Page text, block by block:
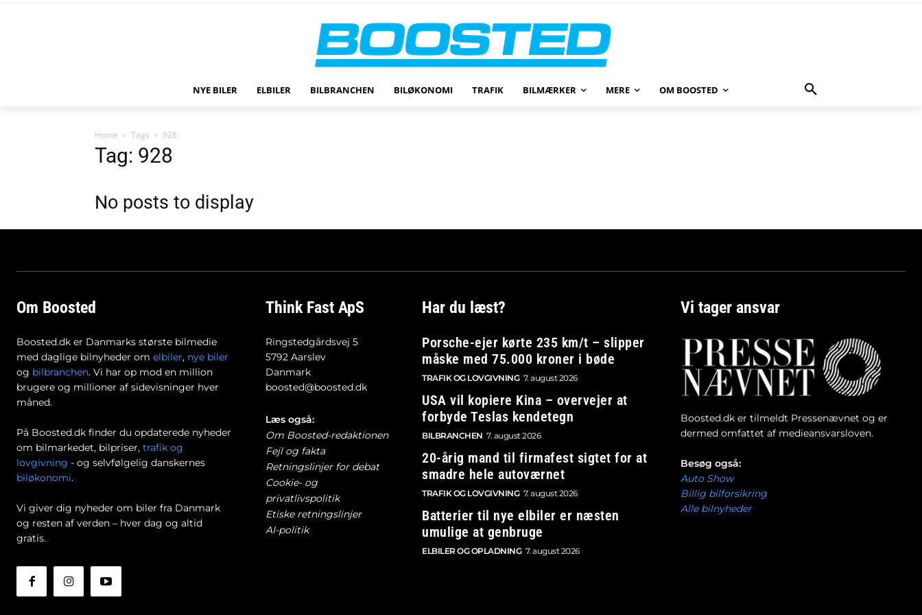
NYE BILER ELBILER BILBRANCHEN BILØKONOMI TRAFIK BILMÆRKER MERE OM BOOSTED
Home Tags 928
Tag: 928
No posts to display
Om Boosted
Boosted.dk er Danmarks største bilmedie
med daglige bilnyheder om elbiler, nye biler
og bilbranchen. Vi har op mod en million
brugere og millioner af sidevisninger hver
måned.
På Boosted.dk finder du opdaterede nyheder
om bilmarkedet, bilpriser, trafik og
lovgivning - og selvfølgelig danskernes
biløkonomi.
Vi giver dig nyheder om biler fra Danmark
og resten af verden – hver dag og altid
gratis.
Think Fast ApS
Ringstedgårdsvej 5
5792 Aarslev
Danmark
boosted@boosted.dk
Læs også:
Om Boosted-redaktionen
Fejl og fakta
Retningslinjer for debat
Cookie- og
privatlivspolitik
Etiske retningslinjer
AI-politik
Har du læst?
Porsche-ejer kørte 235 km/t – slipper
måske med 75.000 kroner i bøde
TRAFIK OG LOVGIVNING 7. august 2026
USA vil kopiere Kina – overvejer at
forbyde Teslas kendetegn
BILBRANCHEN 7. august 2026
20-årig mand til firmafest sigtet for at
smadre hele autoværnet
TRAFIK OG LOVGIVNING 7. august 2026
Batterier til nye elbiler er næsten
umulige at genbruge
ELBILER OG OPLADNING 7. august 2026
Vi tager ansvar
Boosted.dk er tilmeldt Pressenævnet og er
dermed omfattet af medieansvarsloven.
Besøg også:
Auto Show
Billig bilforsikring
Alle bilnyheder